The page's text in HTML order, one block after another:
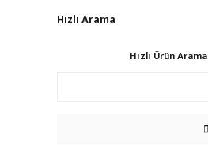
Hızlı Arama
Hızlı Ürün Arama